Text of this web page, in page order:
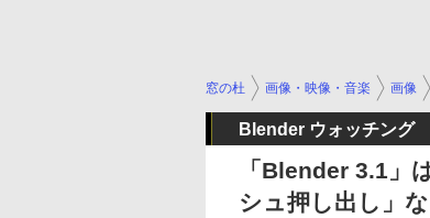
窓の杜 画像・映像・音楽 画像
Blender ウォッチング
「Blender 3.1」
シュ押し出し」